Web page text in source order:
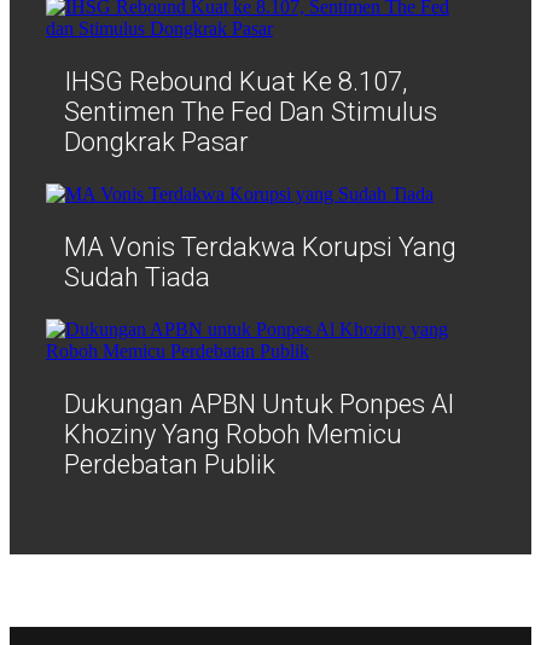
IHSG Rebound Kuat Ke 8.107,
Sentimen The Fed Dan Stimulus
Dongkrak Pasar
MA Vonis Terdakwa Korupsi Yang
Sudah Tiada
Dukungan APBN Untuk Ponpes Al
Khoziny Yang Roboh Memicu
Perdebatan Publik